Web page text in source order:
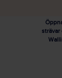
strävar